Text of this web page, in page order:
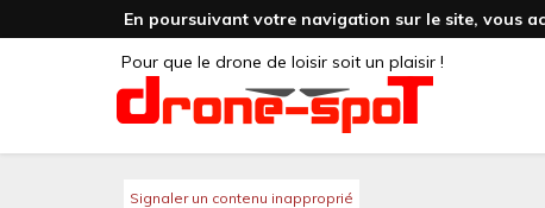
En poursuivant votre navigation sur le site, vous
Pour que le drone de loisir soit un plaisir !
Signaler un contenu inapproprié